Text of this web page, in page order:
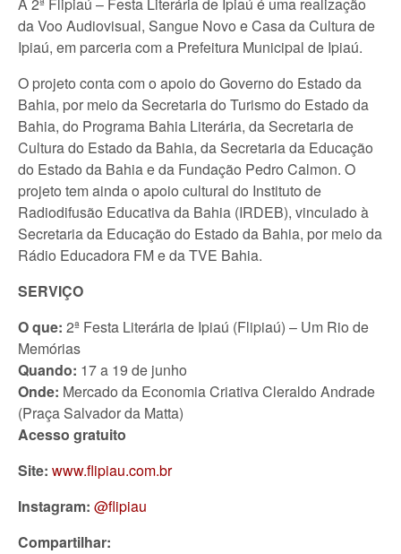
A 2ª Flipiaú – Festa Literária de Ipiaú é uma realização
da Voo Audiovisual, Sangue Novo e Casa da Cultura de
Ipiaú, em parceria com a Prefeitura Municipal de Ipiaú.
O projeto conta com o apoio do Governo do Estado da
Bahia, por meio da Secretaria do Turismo do Estado da
Bahia, do Programa Bahia Literária, da Secretaria de
Cultura do Estado da Bahia, da Secretaria da Educação
do Estado da Bahia e da Fundação Pedro Calmon. O
projeto tem ainda o apoio cultural do Instituto de
Radiodifusão Educativa da Bahia (IRDEB), vinculado à
Secretaria da Educação do Estado da Bahia, por meio da
Rádio Educadora FM e da TVE Bahia.
SERVIÇO
O que: 2ª Festa Literária de Ipiaú (Flipiaú) – Um Rio de
Memórias
Quando: 17 a 19 de junho
Onde: Mercado da Economia Criativa Cleraldo Andrade
(Praça Salvador da Matta)
Acesso gratuito
Site: www.flipiau.com.br
Instagram: @flipiau
Compartilhar: